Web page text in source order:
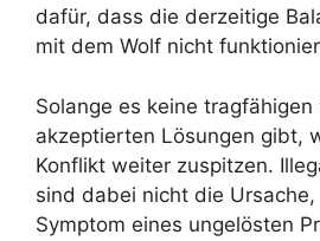
dafür, dass die derzeitige
mit dem Wolf nicht
Solange es keine
akzeptierten Lösungen gibt,
Konflikt weiter zuspitzen.
sind dabei nicht die
Symptom eines ungelösten